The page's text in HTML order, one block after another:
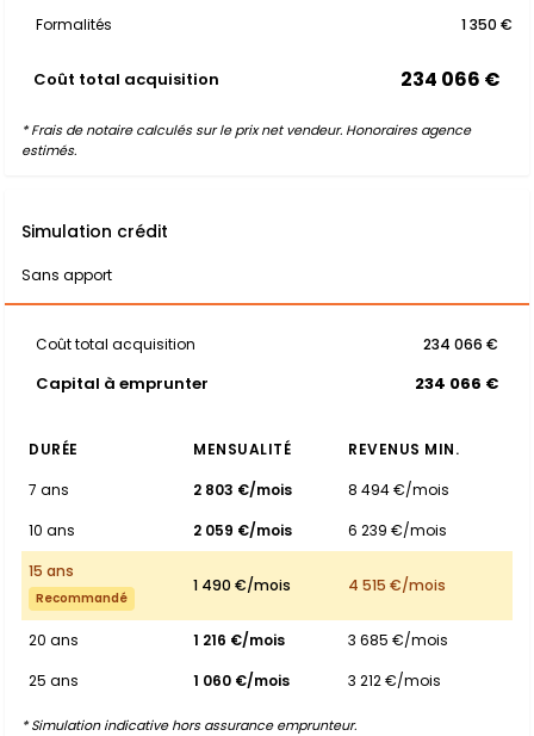
Formalités
1 350 €
Coût total acquisition 234 066 €
* Frais de notaire calculés sur le prix net vendeur. Honoraires agence
estimés.
Simulation crédit
Sans apport
Coût total acquisition 234 066 €
Capital à emprunter 234 066 €
DURÉE MENSUALITÉ
REVENUS MIN.
7 ans
2 803 €/mois
8 494 €/mois
10 ans
2 059 €/mois
6 239 €/mois
15 ans
Recommandé
1 490 €/mois 4 515 €/mois
20 ans 1 216 €/mois
3 685 €/mois
25 ans
1 060 €/mois 3 212 €/mois
* Simulation indicative hors assurance emprunteur.